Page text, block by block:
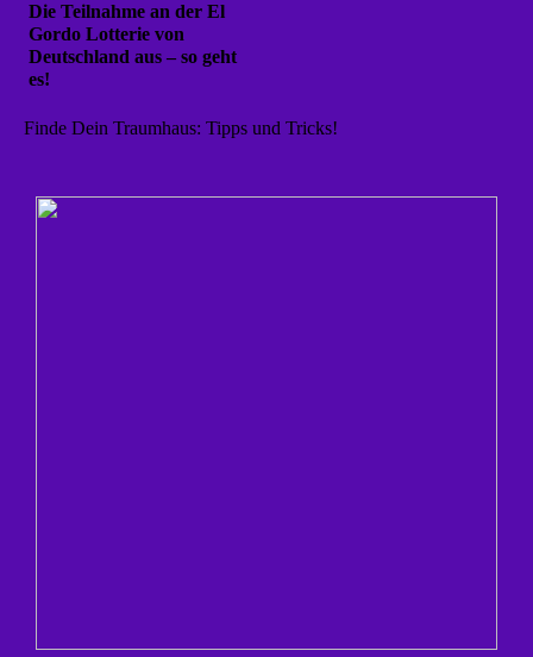
Die Teilnahme an der El
Gordo Lotterie von
Deutschland aus – so geht
es!
Finde Dein Traumhaus: Tipps und Tricks!